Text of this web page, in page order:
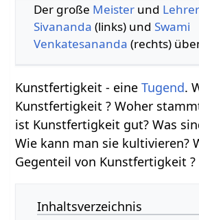
Der große Meisterund Lehrer
Sivananda (links) und Swami
Venkatesananda (rechts)
Kunstfertigkeit - eineTugend.
Kunstfertigkeit ? Woher
ist Kunstfertigkeit gut? Was
Wie kann man sie kultivieren?
Gegenteil von Kunstfertigkeit ?
Inhaltsverzeichnis